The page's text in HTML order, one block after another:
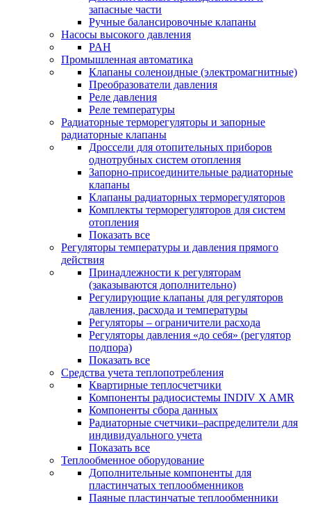
запасные части
Ручные балансировочные клапаны
Насосы высокого давления
PAH
Промышленная автоматика
Клапаны соленоидные (электромагнитные)
Преобразователи давления
Реле давления
Реле температуры
Радиаторные терморегуляторы и запорные
радиаторные клапаны
Дроссели для отопительных приборов
однотрубных систем отопления
Запорно-присоединительные радиаторные
клапаны
Клапаны радиаторных терморегуляторов
Комплекты терморегуляторов для систем
отопления
Показать все
Регуляторы температуры и давления прямого
действия
Принадлежности к регуляторам
(заказываются дополнительно)
Регулирующие клапаны для регуляторов
давления, расхода и температуры
Регуляторы – ограничители расхода
Регуляторы давления «до себя» (регулятор
подпора)
Показать все
Средства учета теплопотребления
Квартирные теплосчетчики
Компоненты радиосистемы INDIV X AMR
Компоненты сбора данных
Радиаторные счетчики–распределители для
индивидуального учета
Показать все
Теплообменное оборудование
Дополнительные компоненты для
пластинчатых теплообменников
Паяные пластинчатые теплообменники